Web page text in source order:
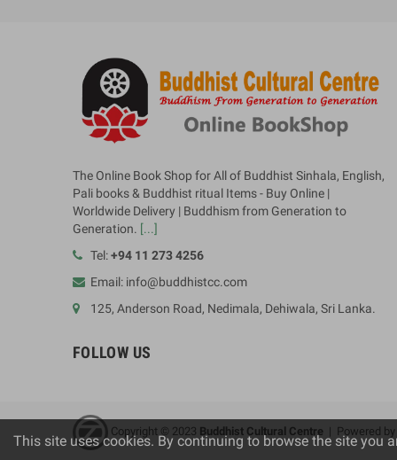
The Online Book Shop for All of Buddhist Sinhala, English,
Pali books & Buddhist ritual Items - Buy Online |
Worldwide Delivery | Buddhism from Generation to
Generation. [...]
Tel:+94 11 273 4256
Email: info@buddhistcc.com
125, Anderson Road, Nedimala, Dehiwala, Sri Lanka.
FOLLOW US
Copyright © 2023 Buddhist Cultural Centre | Powered by
This site uses cookies. By continuing to browse the site you